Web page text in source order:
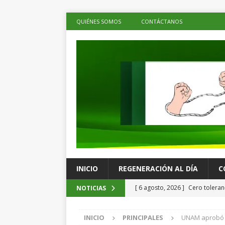
QUIÉNES SOMOS CONTÁCTANOS
INICIO REGENERACIÓN AL DÍA
NOTICIAS [ 6 agosto, 2026 ] Cero
ESTADOS
INICIO PRINCIPALES UNAM